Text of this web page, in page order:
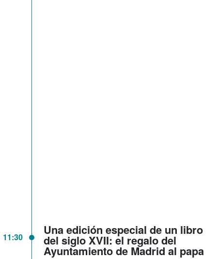
11:30 Una edición especial de un libro
del siglo XVII: el regalo del
Ayuntamiento de Madrid al papa